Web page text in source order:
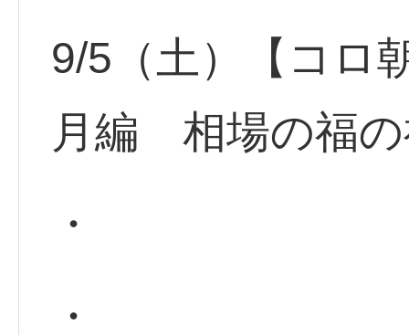
9/5（土）【コ
月編 相場の福の
・
・